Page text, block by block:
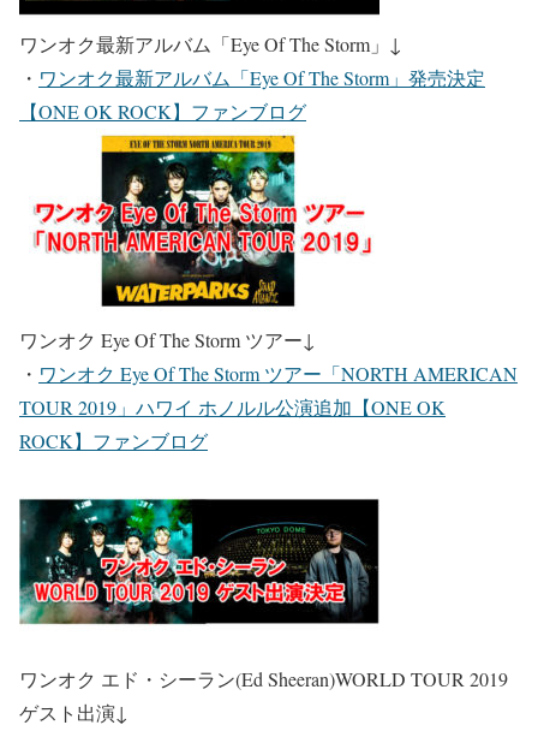
ワンオク最新アルバム「Eye Of The Storm」
↓
・ ワンオク最新アルバム「Eye Of The Storm」発売決定
【ONE OK ROCK】ファンブログ
ワンオク Eye Of The Storm ツアー ↓
・ ワンオク Eye Of The Storm ツアー「NORTH AMERICAN
TOUR 2019」ハワイ ホノルル公演追加【ONE OK
ROCK】ファンブログ
ワンオク エド・シーラン(Ed Sheeran)WORLD TOUR 2019
ゲスト出演↓